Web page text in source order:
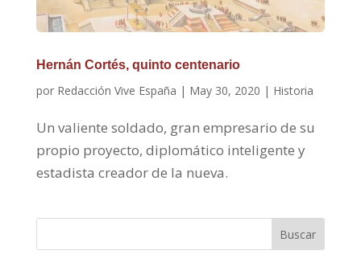
Hernán Cortés, quinto centenario
por Redacción Vive España | May 30, 2020 | Historia
Un valiente soldado, gran empresario de su
propio proyecto, diplomático inteligente y
estadista creador de la nueva.
Buscar